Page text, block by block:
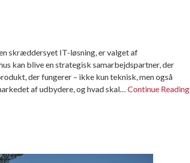
skræddersyet IT-løsning, er valget af
kan blive en strategisk samarbejdspartner, der
der fungerer – ikke kun teknisk, men også
af udbydere, og hvad skal… Continue Reading